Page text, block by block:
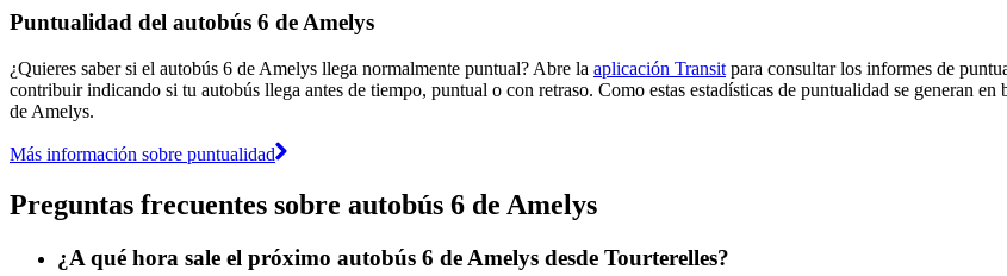
Puntualidad del autobús 6 de Amelys
¿Quieres saber si el autobús 6 de Amelys llega normalmente puntual? Abre la aplicación Transit para consultar los informes de
contribuir indicando si tu autobús llega antes de tiempo, puntual o con retraso. Como estas estadísticas de puntualidad se generan
de Amelys.
Más información sobre puntualidad
Preguntas frecuentes sobre autobús 6 de Amelys
¿A qué hora sale el próximo autobús 6 de Amelys desde Tourterelles?